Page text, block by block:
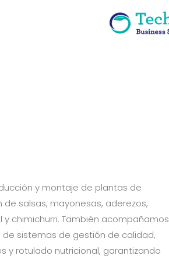
y montaje de plantas de
salsas, mayonesas, aderezos,
chimichurri. También acompañamos
sistemas de gestión de calidad,
y rotulado nutricional, garantizando